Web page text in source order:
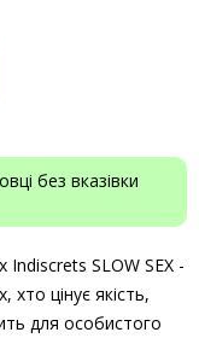
без вказівки
SLOW SEX -
цінує якість,
для особистого